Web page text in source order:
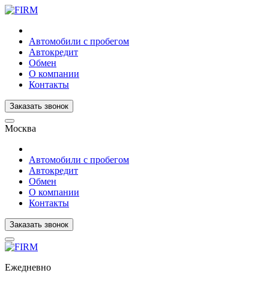
Автомобили с пробегом
Автокредит
Обмен
О компании
Контакты
Заказать звонок
Москва
Автомобили с пробегом
Автокредит
Обмен
О компании
Контакты
Заказать звонок
Ежедневно